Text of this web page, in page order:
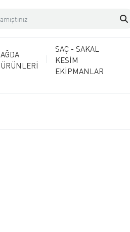
AĞDA
ÜRÜNLERİ
SAÇ - SAKAL
KESİM
EKİPMANLAR